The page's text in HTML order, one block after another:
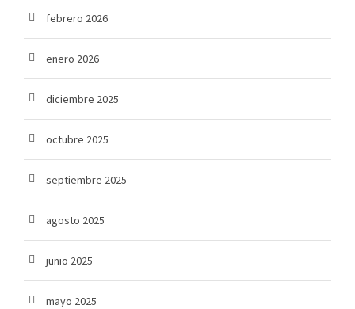
febrero 2026
enero 2026
diciembre 2025
octubre 2025
septiembre 2025
agosto 2025
junio 2025
mayo 2025